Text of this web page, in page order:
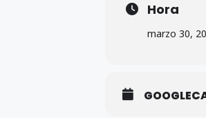
Hora
marzo 30,